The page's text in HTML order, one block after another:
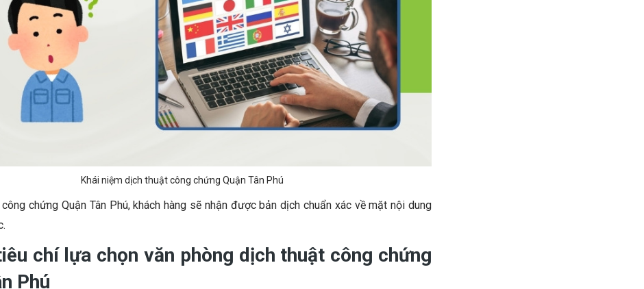
Khái niệm dịch thuật công chứng Quận Tân Phú
chứng Quận Tân Phú, khách hàng sẽ nhận được bản dịch chuẩn xác về mặt nội dung
chí lựa chọn văn phòng dịch thuật công chứng
Phú